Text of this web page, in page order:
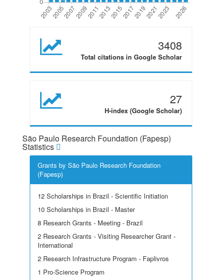
3408
Total citations in Google Scholar
27
H-index (Google Scholar)
São Paulo Research Foundation (Fapesp)
Statistics
Grants by São Paulo Research Foundation
(Fapesp)
12 Scholarships in Brazil - Scientific Initiation
10 Scholarships in Brazil - Master
8 Research Grants - Meeting - Brazil
2 Research Grants - Visiting Researcher Grant -
International
2 Research Infrastructure Program - Faplivros
1 Pro-Science Program